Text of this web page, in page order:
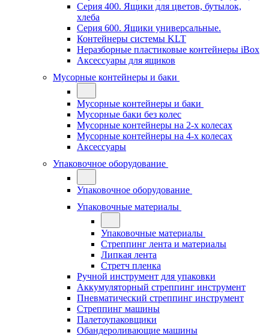
Серия 400. Ящики для цветов, бутылок,
хлеба
Серия 600. Ящики универсальные.
Контейнеры системы KLT
Неразборные пластиковые контейнеры iBox
Аксессуары для ящиков
Мусорные контейнеры и баки
Мусорные контейнеры и баки
Мусорные баки без колес
Мусорные контейнеры на 2-х колесах
Мусорные контейнеры на 4-х колесах
Аксессуары
Упаковочное оборудование
Упаковочное оборудование
Упаковочные материалы
Упаковочные материалы
Стреппинг лента и материалы
Липкая лента
Стретч пленка
Ручной инструмент для упаковки
Аккумуляторный стреппинг инструмент
Пневматический стреппинг инструмент
Стреппинг машины
Палетоупаковщики
Обандероливающие машины